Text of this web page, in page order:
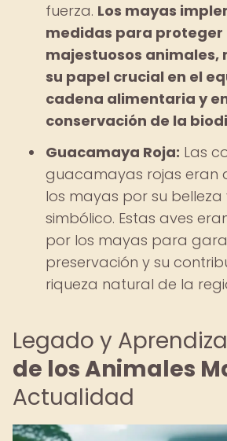
fuerza. Los mayas
medidas para proteger
majestuosos animales,
su papel crucial en el
cadena alimentaria y
conservación de la
Guacamaya Roja: Las
guacamayas rojas eran
los mayas por su
simbólico. Estas aves
por los mayas para
preservación y su
riqueza natural de la
Legado y
de los Animales
Actualidad